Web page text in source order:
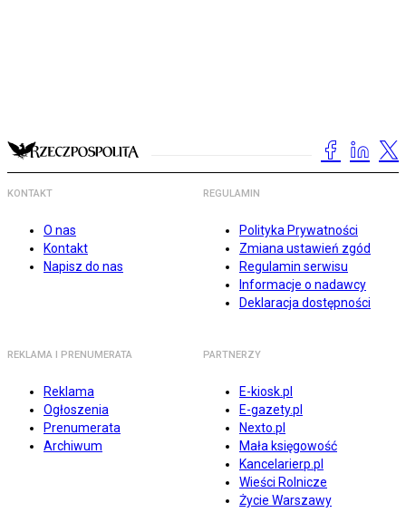
KONTAKT
O nas
Kontakt
Napisz do nas
REGULAMIN
Polityka Prywatności
Zmiana ustawień zgód
Regulamin serwisu
Informacje o nadawcy
Deklaracja dostępności
REKLAMA I PRENUMERATA
Reklama
Ogłoszenia
Prenumerata
Archiwum
PARTNERZY
E-kiosk.pl
E-gazety.pl
Nexto.pl
Mała księgowość
Kancelarierp.pl
Wieści Rolnicze
Życie Warszawy